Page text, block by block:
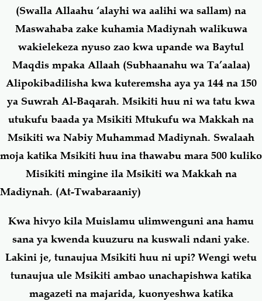
(Swalla Allaahu ‘alayhi wa aalihi wa sallam) na
Maswahaba zake kuhamia Madiynah walikuwa
wakielekeza nyuso zao kwa upande wa Baytul
Maqdis mpaka Allaah (Subhaanahu wa Ta’aalaa)
Alipokibadilisha kwa kuteremsha aya ya 144 na 150
ya Suwrah Al-Baqarah. Msikiti huu ni wa tatu kwa
utukufu baada ya Msikiti Mtukufu wa Makkah na
Msikiti wa Nabiy Muhammad Madiynah. Swalaah
moja katika Msikiti huu ina thawabu mara 500 kuliko
Misikiti mingine ila Msikiti wa Makkah na
Madiynah. (At-Twabaraaniy)
Kwa hivyo kila Muislamu ulimwenguni ana hamu
sana ya kwenda kuuzuru na kuswali ndani yake.
Lakini je, tunaujua Msikiti huu ni upi? Wengi wetu
tunaujua ule Msikiti ambao unachapishwa katika
magazeti na majarida, kuonyeshwa katika